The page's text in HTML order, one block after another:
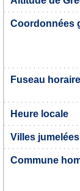
Coordonnées
Fuseau horaire
Heure locale
Villes
Commune